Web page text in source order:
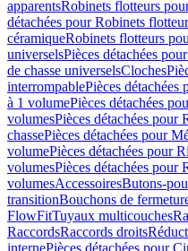
apparentsRobinets flotteurs
détachées pour Robinets
céramiqueRobinets flotteurs
universelsPièces détachées
de chasse universelsCloches
interrompablePièces détachées
à 1 volumePièces détachées
volumesPièces détachées pour
chassePièces détachées pour
volumePièces détachées pour
volumesPièces détachées pour
volumesAccessoiresButons-
transitionBouchons de
FlowFitTuyaux multicouches
RaccordsRaccords droits
internePièces détachées pour